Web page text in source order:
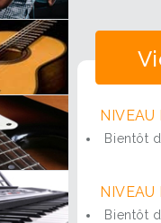
NIVEAU
Bientôt
NIVEAU
Bientôt